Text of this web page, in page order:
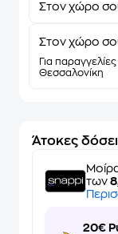
Στον χώρο
Στον χώρο
Για
Θεσσαλονίκη
Άτοκες
των
20€